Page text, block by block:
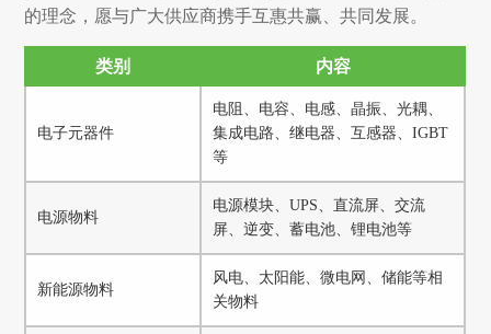
的理念，愿与广大供应商携手互惠共赢、共同发展。
类别 内容
电子元器件
电阻、电容、电感、晶振、光耦、
集成电路、继电器、互感器、IGBT
等
电源物料
电源模块、UPS、直流屏、交流
屏、逆变、蓄电池、锂电池等
新能源物料
风电、太阳能、微电网、储能等相
关物料